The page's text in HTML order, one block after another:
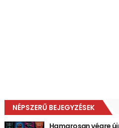
NÉPSZERŰ BEJEGYZÉSEK
Hamarosan végre